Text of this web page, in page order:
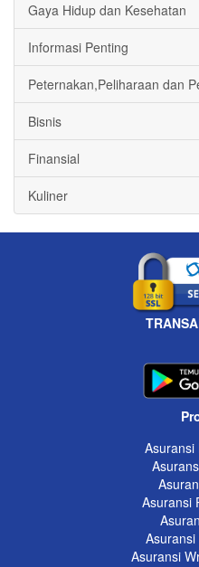
Gaya Hidup dan Kesehatan
Informasi Penting
Peternakan,Peliharaan dan
Bisnis
Finansial
Kuliner
Asuransi
Asuransi
Asuransi